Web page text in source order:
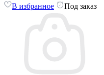
В избранное
Под заказ